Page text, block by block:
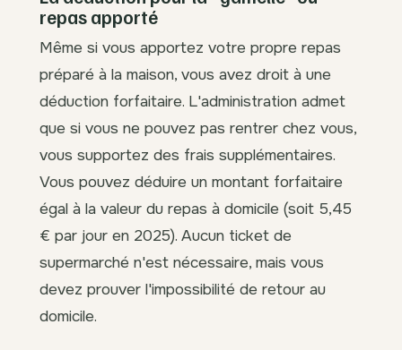
repas apporté
Même si vous apportez votre propre repas
préparé à la maison, vous avez droit à une
déduction forfaitaire. L'administration admet
que si vous ne pouvez pas rentrer chez vous,
vous supportez des frais supplémentaires.
Vous pouvez déduire un montant forfaitaire
égal à la valeur du repas à domicile (soit 5,45
€ par jour en 2025). Aucun ticket de
supermarché n'est nécessaire, mais vous
devez prouver l'impossibilité de retour au
domicile.